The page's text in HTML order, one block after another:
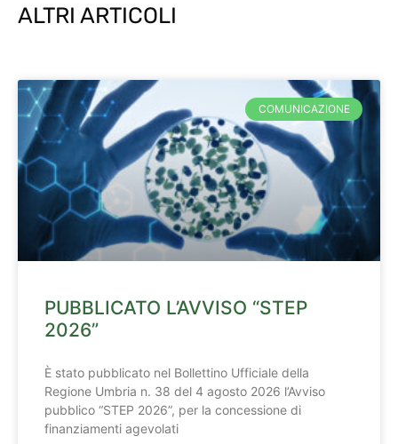
ALTRI ARTICOLI
COMUNICAZIONE
PUBBLICATO L’AVVISO “STEP
2026”
È stato pubblicato nel Bollettino Ufficiale della
Regione Umbria n. 38 del 4 agosto 2026 l’Avviso
pubblico “STEP 2026”, per la concessione di
finanziamenti agevolati